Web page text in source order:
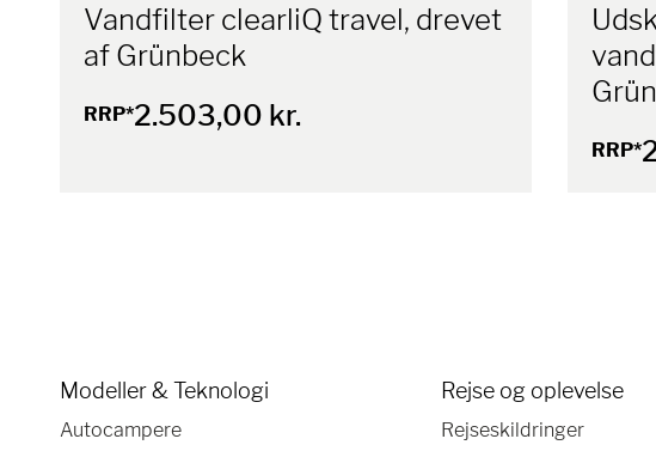
Vandfilter clearliQ travel, drevet
af Grünbeck
RRP*2.503,00 kr.
RRP*
Modeller & Teknologi
Autocampere
Rejse og oplevelse
Rejseskildringer